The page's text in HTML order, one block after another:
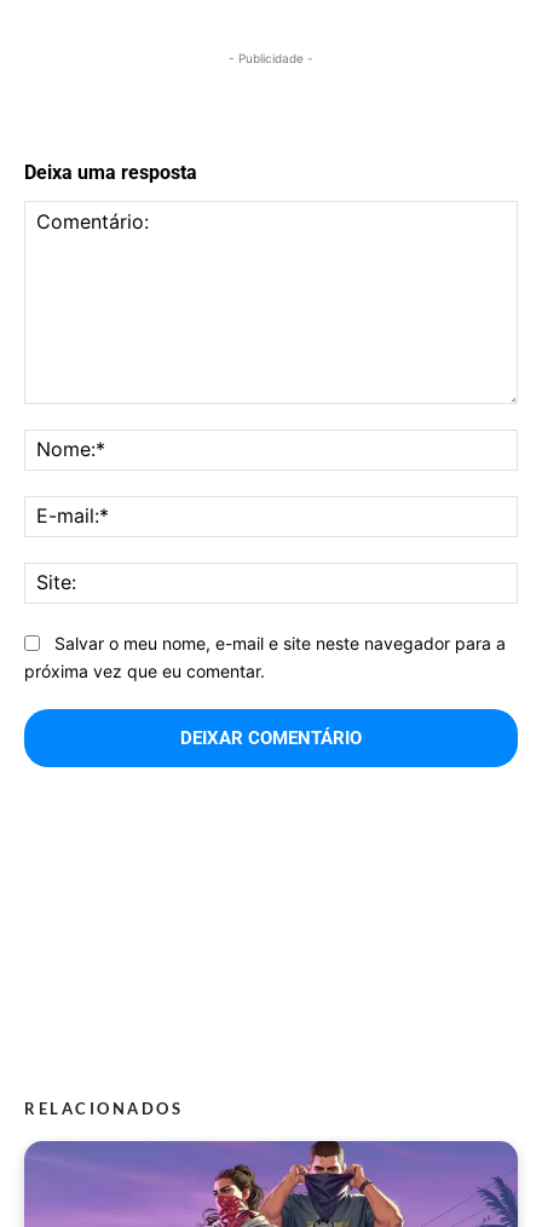
- Publicidade -
Deixa uma resposta
Salvar o meu nome, e-mail e site neste navegador para a
próxima vez que eu comentar.
RELACIONADOS